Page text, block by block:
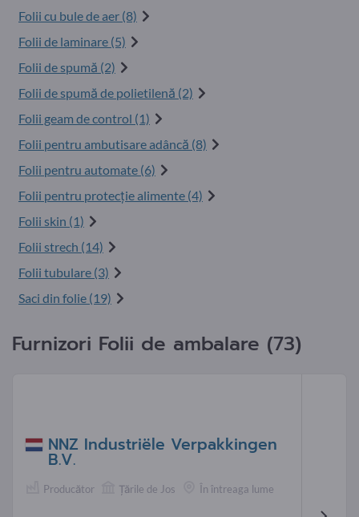
Folii cu bule de aer (8)
Folii de laminare (5)
Folii de spumă (2)
Folii de spumă de polietilenă (2)
Folii geam de control (1)
Folii pentru ambutisare adâncă (8)
Folii pentru automate (6)
Folii pentru protecţie alimente (4)
Folii skin (1)
Folii strech (14)
Folii tubulare (3)
Saci din folie (19)
Furnizori Folii de ambalare (73)
NNZ Industriële Verpakkingen
B.V.
Producător Țările de Jos În întreaga lume